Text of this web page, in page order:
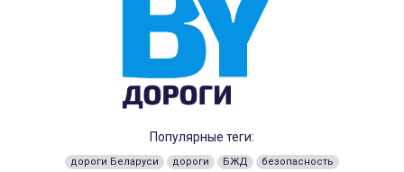
Популярные теги:
дороги Беларуси дороги БЖД
безопасность